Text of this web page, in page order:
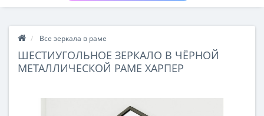
Все зеркала в раме
ШЕСТИУГОЛЬНОЕ ЗЕРКАЛО В ЧЁРНОЙ
МЕТАЛЛИЧЕСКОЙ РАМЕ ХАРПЕР